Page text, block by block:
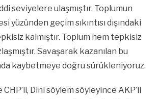
seviyelere ulaşmıştır. Toplumun
yüzünden geçim sıkıntısı dışındaki
kalmıştır. Toplum hem tepkisiz
Savaşarak kazanılan bu
kaybetmeye doğru sürükleniyoruz.
Dini söylem söyleyince AKP’li